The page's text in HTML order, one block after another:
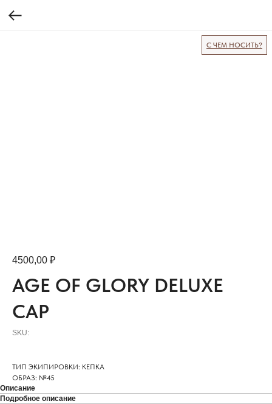
С ЧЕМ НОСИТЬ?
AGE OF GLORY DELUXE
CAP
SKU:
4500,00 ₽
ТИП ЭКИПИРОВКИ: КЕПКА
ОБРАЗ: №45
Описание
Подробное описание